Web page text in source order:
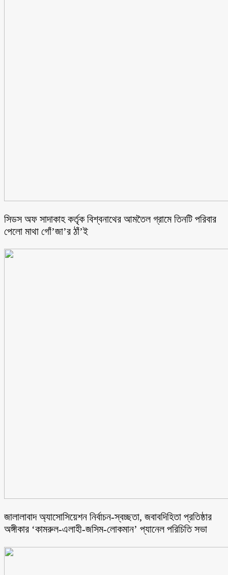
সিডস অফ সাদাকাহ কর্তৃক বিশ্বনাথের আমতৈল গ্রামে তিনটি পরিবার
পেলো মাথা গোঁ’জা’র ঠাঁ’ই
জালালাবাদ অ্যাসোসিয়েশন নির্বাচন-স্বচ্ছতা, জবাবদিহিতা প্রতিষ্ঠার
অঙ্গীকার ‘কামরুল-এলাহী-জসিম-লোকমান’ প্যানেল পরিচিতি সভা